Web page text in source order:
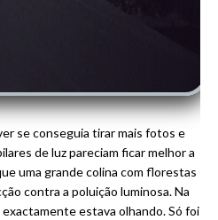
se conseguia tirar mais fotos e
de luz pareciam ficar melhor a
uma grande colina com florestas
contra a poluição luminosa. Na
exactamente estava olhando. Só foi